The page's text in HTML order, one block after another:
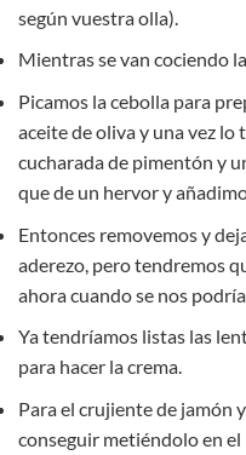
según vuestra olla).
Mientras se van cociendo
Picamos la cebolla para
aceite de oliva y una vez
cucharada de pimentón y
que de un hervor y
Entonces removemos y
aderezo, pero tendremos
ahora cuando se nos
Ya tendríamos listas las
para hacer la crema.
Para el crujiente de jamón
conseguir metiéndolo en